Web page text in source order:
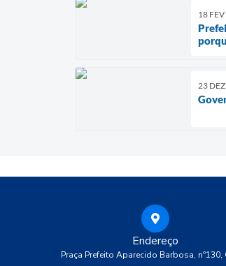
18
23
Endereço
Praça Prefeito Aparecido Barbosa, nº130,